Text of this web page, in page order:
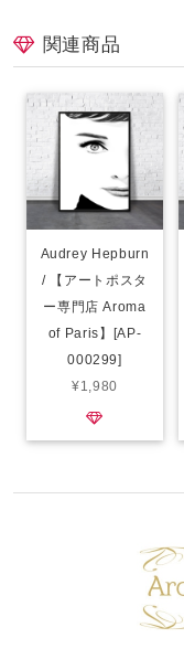
関連商品
Audrey Hepburn
/ 【アートポスタ
ー専門店 Aroma
of Paris】[AP-
000299]
¥1,980